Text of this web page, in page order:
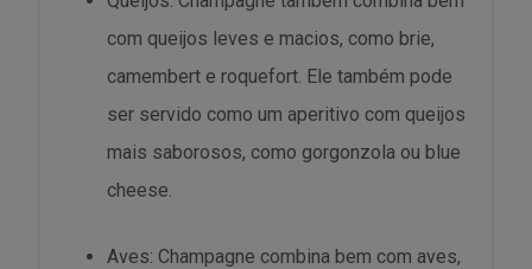
com queijos leves e macios, como brie,
camembert e roquefort. Ele também pode
ser servido como um aperitivo com queijos
mais saborosos, como gorgonzola ou blue
cheese.
Aves: Champagne combina bem com aves,